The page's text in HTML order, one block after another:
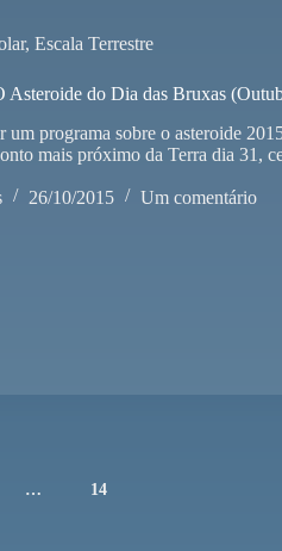
, Escala Terrestre
Asteroide do Dia das Bruxas
programa sobre o asteroide
mais próximo da Terra dia 31,
26/10/2015 Um comentário
… 14